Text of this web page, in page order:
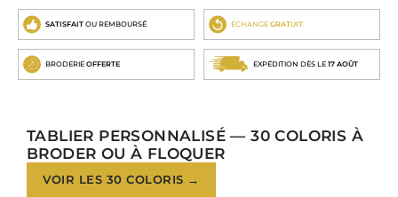
SATISFAIT OU REMBOURSÉ ECHANGE GRATUIT
BRODERIE OFFERTE EXPÉDITION DÈS LE 17 AOÛT
TABLIER PERSONNALISÉ — 30 COLORIS À
BRODER OU À FLOQUER
VOIR LES 30 COLORIS →